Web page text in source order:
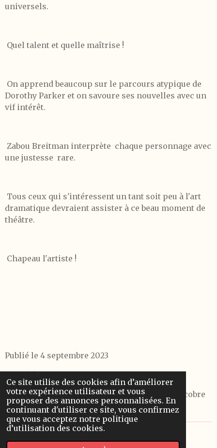
Ce site utilise des cookies afin d’améliorer
votre expérience utilisateur et vous
proposer des annonces personnalisées. En
continuant d'utiliser ce site, vous confirmez
que vous acceptez notre politique
d’utilisation des cookies.
universels.
Quel talent et quelle maîtrise !
On apprend beaucoup sur le parcours atypique de
Dorothy Parker et on savoure ses nouvelles avec un
vif intérêt.
Zabou Breitman interprète chaque personnage avec
une justesse rare.
Tous ceux qui s'intéressent un tant soit peu à l'art
dramatique devraient assister à ce beau moment de
théâtre.
Chapeau l'artiste !
Publié le 4 septembre 2023
Au théâtre du Petit Saint Martin à partir du 5 ocobre
2023